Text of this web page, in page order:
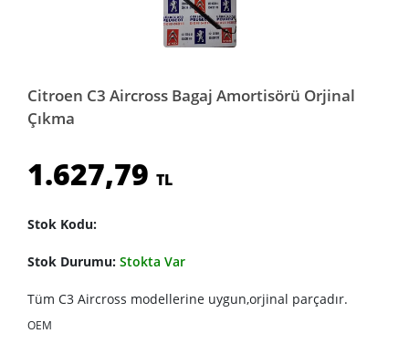
Citroen C3 Aircross Bagaj Amortisörü Orjinal
Çıkma
1.627,79 TL
Stok Kodu:
Stok Durumu: Stokta Var
Tüm C3 Aircross modellerine uygun,orjinal parçadır.
OEM